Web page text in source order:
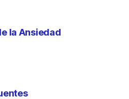
la Ansiedad